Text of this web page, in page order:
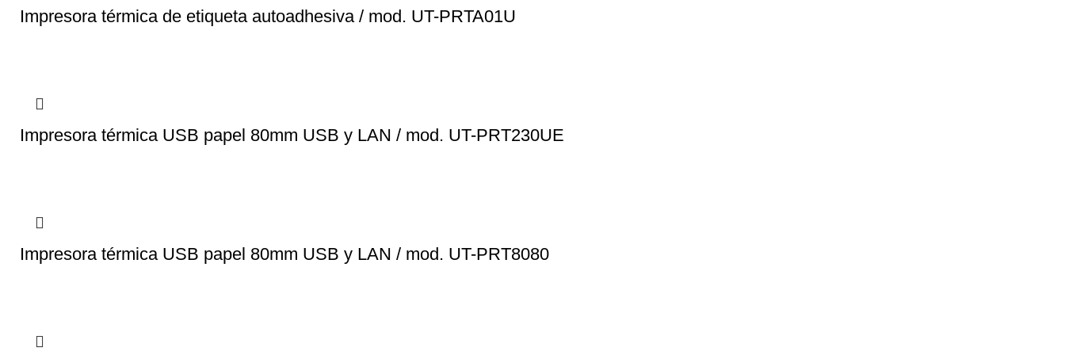
Impresora térmica de etiqueta autoadhesiva / mod. UT-PRTA01U
Impresora térmica USB papel 80mm USB y LAN / mod. UT-PRT230UE
Impresora térmica USB papel 80mm USB y LAN / mod. UT-PRT8080